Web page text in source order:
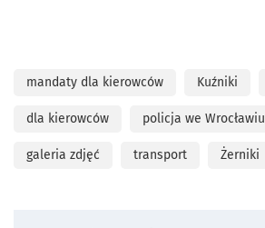
mandaty dla kierowców Kuźniki
dla kierowców policja we Wrocławiu
galeria zdjęć transport Żerniki